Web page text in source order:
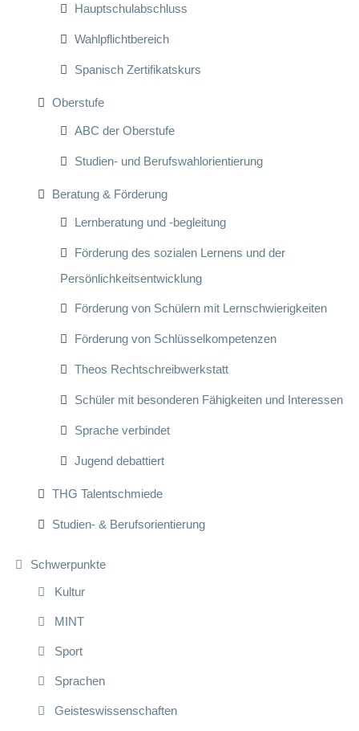
Hauptschulabschluss
Wahlpflichtbereich
Spanisch Zertifikatskurs
Oberstufe
ABC der Oberstufe
Studien- und Berufswahlorientierung
Beratung & Förderung
Lernberatung und -begleitung
Förderung des sozialen Lernens und der
Persönlichkeitsentwicklung
Förderung von Schülern mit Lernschwierigkeiten
Förderung von Schlüsselkompetenzen
Theos Rechtschreibwerkstatt
Schüler mit besonderen Fähigkeiten und Interessen
Sprache verbindet
Jugend debattiert
THG Talentschmiede
Studien- & Berufsorientierung
Schwerpunkte
Kultur
MINT
Sport
Sprachen
Geisteswissenschaften